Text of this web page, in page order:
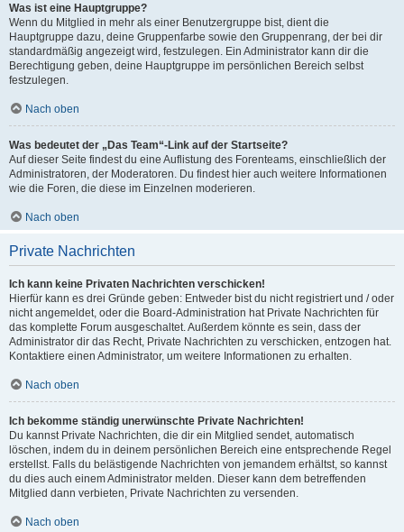
Was ist eine Hauptgruppe?
Wenn du Mitglied in mehr als einer Benutzergruppe bist, dient die
Hauptgruppe dazu, deine Gruppenfarbe sowie den Gruppenrang, der bei dir
standardmäßig angezeigt wird, festzulegen. Ein Administrator kann dir die
Berechtigung geben, deine Hauptgruppe im persönlichen Bereich selbst
festzulegen.
Nach oben
Was bedeutet der „Das Team“-Link auf der Startseite?
Auf dieser Seite findest du eine Auflistung des Forenteams, einschließlich der
Administratoren, der Moderatoren. Du findest hier auch weitere Informationen
wie die Foren, die diese im Einzelnen moderieren.
Nach oben
Private Nachrichten
Ich kann keine Privaten Nachrichten verschicken!
Hierfür kann es drei Gründe geben: Entweder bist du nicht registriert und / oder
nicht angemeldet, oder die Board-Administration hat Private Nachrichten für
das komplette Forum ausgeschaltet. Außerdem könnte es sein, dass der
Administrator dir das Recht, Private Nachrichten zu verschicken, entzogen hat.
Kontaktiere einen Administrator, um weitere Informationen zu erhalten.
Nach oben
Ich bekomme ständig unerwünschte Private Nachrichten!
Du kannst Private Nachrichten, die dir ein Mitglied sendet, automatisch
löschen, indem du in deinem persönlichen Bereich eine entsprechende Regel
erstellst. Falls du belästigende Nachrichten von jemandem erhältst, so kannst
du dies auch einem Administrator melden. Dieser kann dem betreffenden
Mitglied dann verbieten, Private Nachrichten zu versenden.
Nach oben